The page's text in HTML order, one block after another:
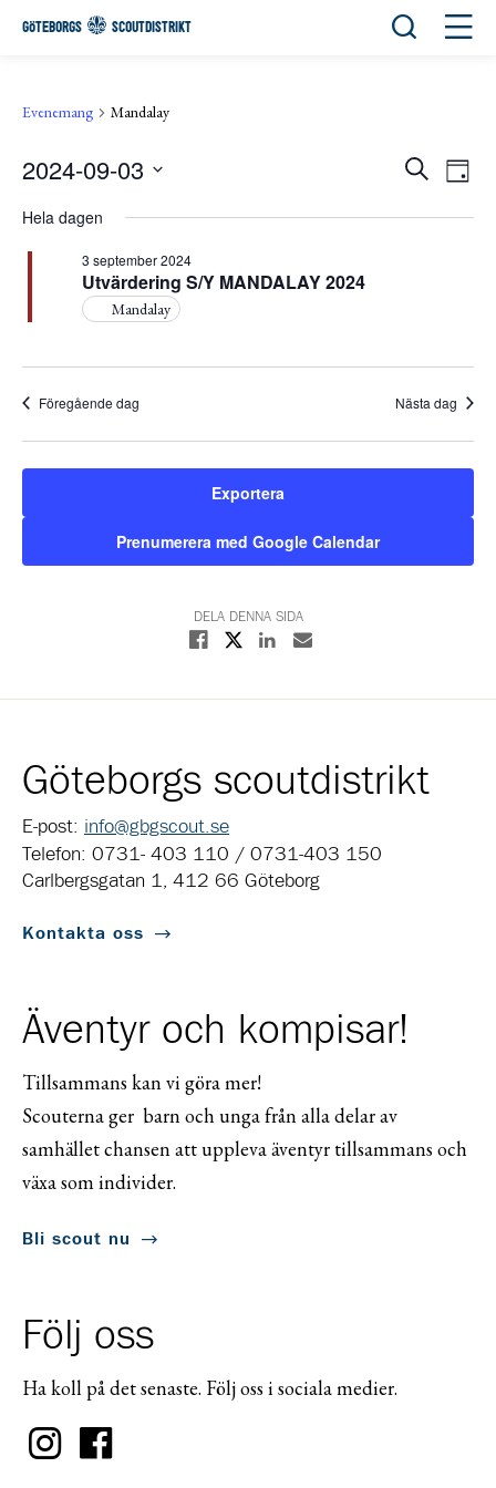
GÖTEBORGS SCOUTDISTRIKT Öppna
Evenemang Mandalay
Sök Day
2024-09-03
Hela dagen
Utvärdering S/Y MANDALAY 2024
3 september 2024
Mandalay
Föregående dag Nästa dag
Exportera
Prenumerera med Google Calendar
DELA DENNA SIDA
Dela på Facebook
Dela på XDela på Linkedin
Dela med E-post
Göteborgs scoutdistrikt
E-post: info@gbgscout.se
Telefon: 0731- 403 110 / 0731-403 150
Carlbergsgatan 1, 412 66 Göteborg
Kontakta oss
Äventyr och kompisar!
Tillsammans kan vi göra mer!
Scouterna ger barn och unga från alla delar av
samhället chansen att uppleva äventyr tillsammans och
växa som individer.
Bli scout nu
Följ oss
Ha koll på det senaste. Följ oss i sociala medier.